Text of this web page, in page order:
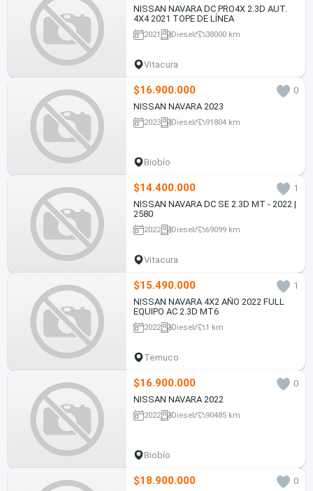
NISSAN NAVARA DC PRO4X 2.3D AUT.
4X4 2021 TOPE DE LÍNEA
2021 Diesel 38000 km
Vitacura
$16.900.000
0
NISSAN NAVARA 2023
2023 Diesel 91804 km
Biobío
$14.400.000
1
NISSAN NAVARA DC SE 2.3D MT - 2022 |
2580
2022 Diesel 69099 km
Vitacura
$15.490.000
1
NISSAN NAVARA 4X2 AÑO 2022 FULL
EQUIPO AC 2.3D MT6
2022 Diesel 1 km
Temuco
$16.900.000
0
NISSAN NAVARA 2022
2022 Diesel 90485 km
Biobío
$18.900.000
0